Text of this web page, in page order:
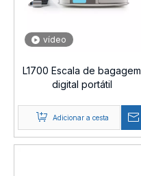
vídeo
L1700 Escala de bagagem
digital portátil
Adicionar a cesta